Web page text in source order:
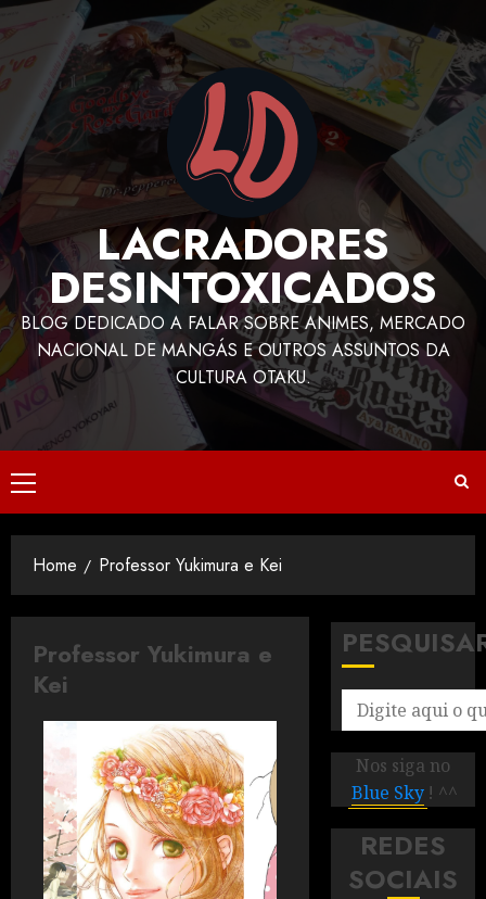
LACRADORES
DESINTOXICADOS
BLOG DEDICADO A FALAR SOBRE ANIMES, MERCADO
NACIONAL DE MANGÁS E OUTROS ASSUNTOS DA
CULTURA OTAKU.
Home Professor Yukimura e Kei
Professor Yukimura e
Kei
Nos siga no
Blue Sky ! ^^
REDES
SOCIAIS